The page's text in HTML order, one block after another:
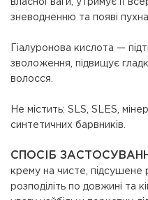
власної ваги , утримує її
зневодненню та появі
Гіалуронова кислота —
зволоження, підвищує
волосся.
Не містить: SLS, SLES,
синтетичних барвників.
СПОСІБ
крему на чисте, підсушене
розподіліть по довжині та